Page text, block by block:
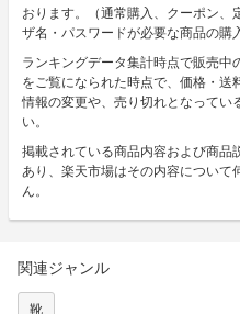
おります。（通常購入、クーポン、
ザ名・パスワードが必要な商品の購
ランキングデータ集計時点で販売中
をご覧になられた時点で、価格・送
情報の変更や、売り切れとなってい
い。
掲載されている商品内容および商品
あり、楽天市場はその内容につい
ん。
関連ジャンル
靴